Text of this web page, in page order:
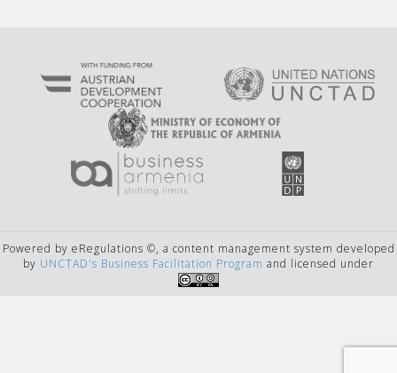
Powered by eRegulations ©, a content management system developed
by UNCTAD's Business Facilitation Program and licensed under